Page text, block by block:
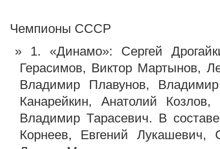
Чемпионы СССР
1. «Динамо»: Сергей
Герасимов, Виктор Мартынов,
Владимир Плавунов,
Канарейкин, Анатолий
Владимир Тарасевич. В
Корнеев, Евгений Лукашевич,